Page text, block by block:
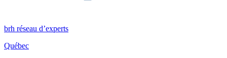
brh réseau d’experts
Québec